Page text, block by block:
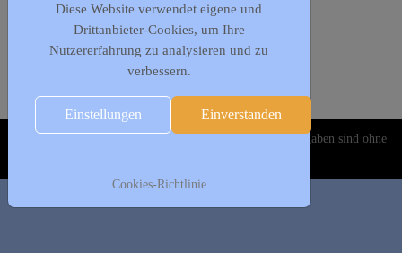
Gehe zu Monat
Vorheriger Tag
Freitag, 09. Februar 2024
Es wurden keine Events gefunden
Copyright © 2020-2026 DJK Gillrath 1911 e. V. Alle Angaben sind ohne
Gewähr!
Diese Website verwendet eigene und
Drittanbieter-Cookies, um Ihre
Nutzererfahrung zu analysieren und zu
verbessern.
Einstellungen Einverstanden
Cookies-Richtlinie